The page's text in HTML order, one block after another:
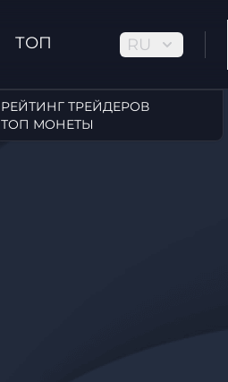
ТОП
РЕЙТИНГ ТРЕЙДЕРОВ
ТОП МОНЕТЫ
RU